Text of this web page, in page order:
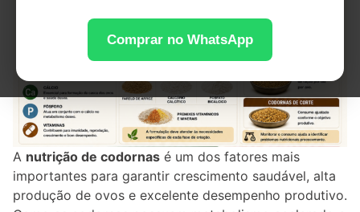
Comprar no WhatsApp
A nutrição de codornas é um dos fatores mais
importantes para garantir crescimento saudável, alta
produção de ovos e excelente desempenho produtivo.